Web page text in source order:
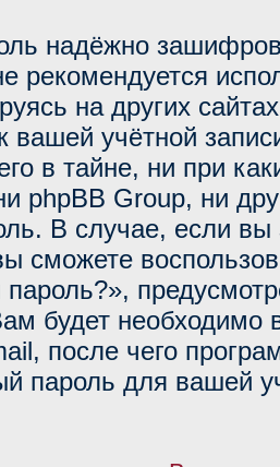
надёжно
рекомендуется
на других
вашей учётной
в тайне, ни при
phpBB Group, ни
В случае, если вы
сможете
будет необходимо
после чего
пароль для вашей